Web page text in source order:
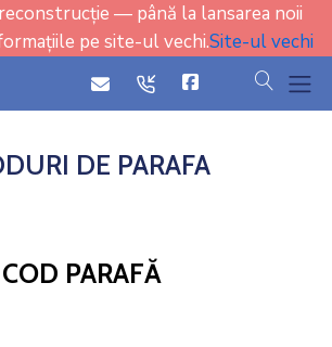
— până la lansarea noii
pe site-ul vechi.Site-ul vechi
iconicon cauta
DE PARAFA
PARAFĂ